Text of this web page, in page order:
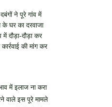
ने पूरे गांव में
के घर का दरवाजा
दौड़ा-दौड़ा कर
की मांग कर
में इलाज ना करा
वाले इस पूरे मामले